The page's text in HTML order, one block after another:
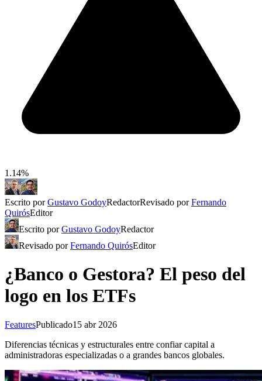
1.14%
Escrito porGustavo GodoyRedactorRevisado porFernando
QuirósEditor
Escrito porGustavo GodoyRedactor
Revisado porFernando QuirósEditor
¿Banco o Gestora? El peso del
logo en los ETFs
FeaturesPublicado15 abr 2026
Diferencias técnicas y estructurales entre confiar capital a
administradoras especializadas o a grandes bancos globales.